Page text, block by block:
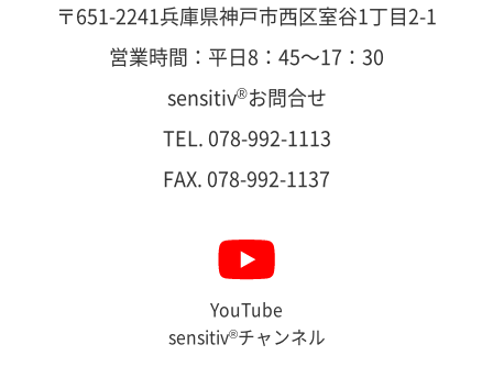
〒651-2241兵庫県神戸市西区室谷1丁目2-1
営業時間：平日8：45～17：30
sensitiv®お問合せ
TEL. 078-992-1113
FAX. 078-992-1137
YouTube
sensitiv®チャンネル